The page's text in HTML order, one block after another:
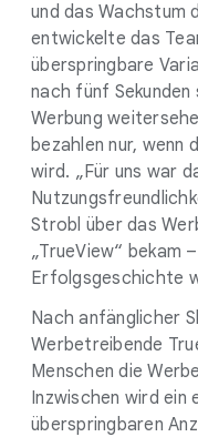
und das Wachstum
entwickelte das
überspringbare
nach fünf
Werbung
bezahlen nur, wenn
wird. „Für uns war
Strobl über das
„TrueView“ bekam
Erfolgsgeschichte
Nach anfänglicher
Werbetreibende
Menschen die
Inzwischen wird ein
überspringbaren